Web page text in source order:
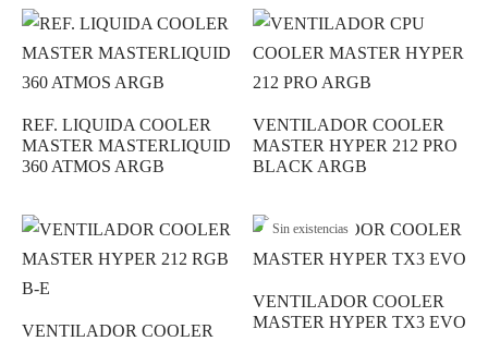
REF. LIQUIDA COOLER
MASTER MASTERLIQUID
360 ATMOS ARGB
VENTILADOR COOLER
MASTER HYPER 212 PRO
BLACK ARGB
VENTILADOR COOLER
Sin existencias
VENTILADOR COOLER
MASTER HYPER TX3 EVO
3,5ª - 2,5ª - M.2
ATX, Mini, Micro, ...
y DVDs Int, Ext
ITX
2,5″ Samsung, Kingston
Discos Tooq
y Adaptadores
red